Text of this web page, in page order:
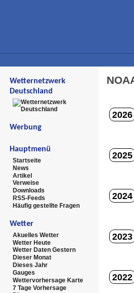
Wetternetzwerk
Deutschland
Werbung
Hauptmenü
Startseite
News
Artikel
Verweise
Downloads
RSS-Feeds
Häufig gestellte Fragen
Wetter
Akuelles Wetter
Wetter Heute
Wetter Daten Gestern
Dieser Monat
Dieses Jahr
Gauges
Wettervorhersage Karte
7 Tage Vorhersage
2026
2025
2024
2023
2022